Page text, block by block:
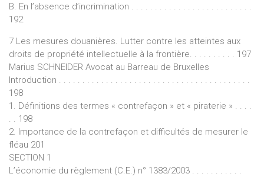
B. En l’absence d’incrimination . . . . . . . . . . . . . . . . . . . . . . . . . .
192
7 Les mesures douanières. Lutter contre les atteintes aux
droits de propriété intellectuelle à la frontière. . . . . . . . . . 197
Marius SCHNEIDER Avocat au Barreau de Bruxelles
Introduction . . . . . . . . . . . . . . . . . . . . . . . . . . . . . . . . . . . . . . . . .
198
1. Définitions des termes « contrefaçon » et « piraterie » . . . .
. . 198
2. Importance de la contrefaçon et difficultés de mesurer le
fléau 201
SECTION 1
L’économie du règlement (C.E.) n° 1383/2003 . . . . . . . . . . .